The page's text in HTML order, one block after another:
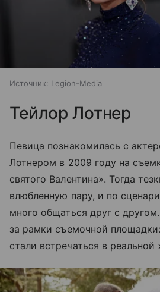
Источник: Legion-Media
Тейлор Лотнер
Певица познакомилась с
Лотнером в 2009 году на
святого Валентина». Тогда
влюбленную пару, и по
много общаться друг с
за рамки съемочной
стали встречаться в реальной